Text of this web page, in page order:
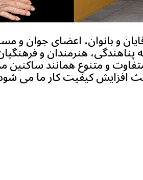
و بانوان، اعضای جوان و
پناهندگی، هنرمندان و
افزایش کیفیت کار ما می